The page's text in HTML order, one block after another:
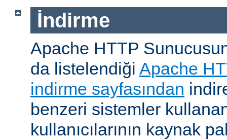
İndirme
Apache HTTP
da listelendiği Apache
indirme sayfasından
benzeri sistemler
kullanıcılarının kaynak